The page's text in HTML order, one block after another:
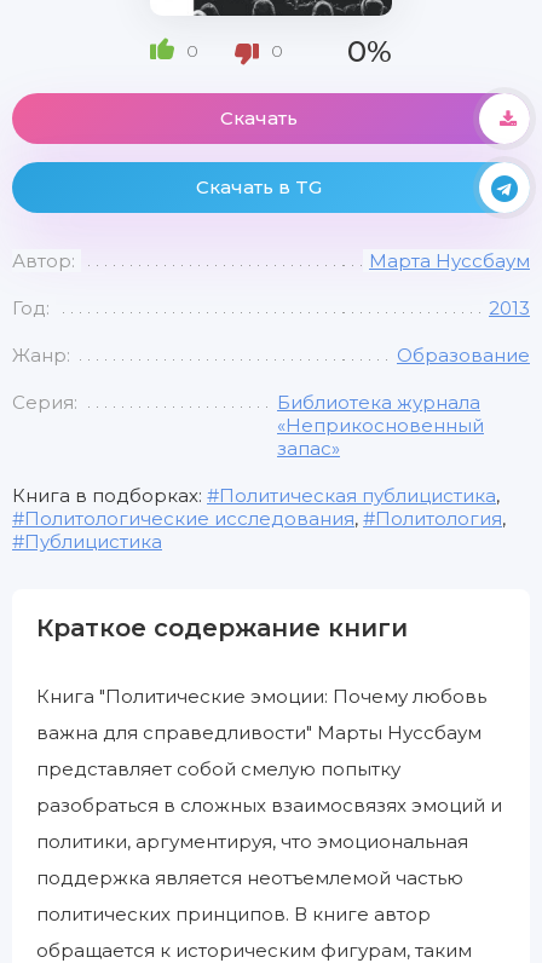
0 0 0%
Скачать
Скачать в TG
Автор: Марта Нуссбаум
Год: 2013
Жанр: Образование
Серия:
Библиотека журнала
«Неприкосновенный
запас»
Книга в подборках: Политическая публицистика,
Политологические исследования, Политология,
Публицистика
Краткое содержание книги
Книга "Политические эмоции: Почему любовь
важна для справедливости" Марты Нуссбаум
представляет собой смелую попытку
разобраться в сложных взаимосвязях эмоций и
политики, аргументируя, что эмоциональная
поддержка является неотъемлемой частью
политических принципов. В книге автор
обращается к историческим фигурам, таким